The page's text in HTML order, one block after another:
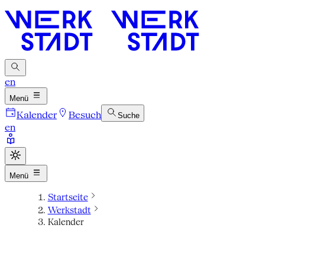
en
Menü
Kalender Besuch Suche
en
Menü
Startseite
Werkstadt
Kalender